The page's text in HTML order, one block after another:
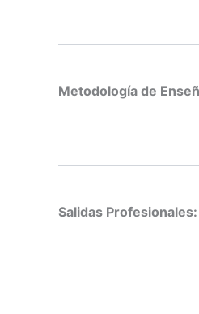
Metodología de
Salidas Profesionales: